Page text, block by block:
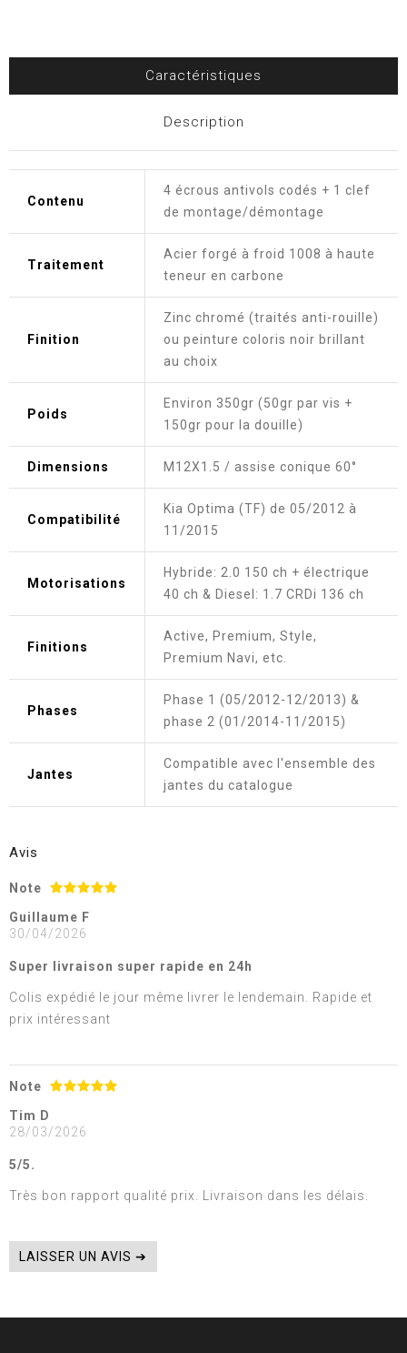
Caractéristiques
Description
Contenu
4 écrous antivols codés + 1 clef
de montage/démontage
Traitement
Acier forgé à froid 1008 à haute
teneur en carbone
Finition
Zinc chromé (traités anti-rouille)
ou peinture coloris noir brillant
au choix
Poids
Environ 350gr (50gr par vis +
150gr pour la douille)
Dimensions M12X1.5 / assise conique 60°
Compatibilité
Kia Optima (TF) de 05/2012 à
11/2015
Motorisations
Hybride: 2.0 150 ch + électrique
40 ch & Diesel: 1.7 CRDi 136 ch
Finitions
Active, Premium, Style,
Premium Navi, etc.
Phases
Phase 1 (05/2012-12/2013) &
phase 2 (01/2014-11/2015)
Jantes
Compatible avec l'ensemble des
jantes du catalogue
Avis
Note
Guillaume F
30/04/2026
Super livraison super rapide en 24h
Colis expédié le jour même livrer le lendemain. Rapide et
prix intéressant
Note
Tim D
28/03/2026
5/5.
Très bon rapport qualité prix. Livraison dans les délais.
LAISSER UN AVIS ➔